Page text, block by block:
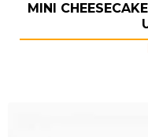
MINI